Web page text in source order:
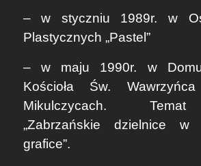
– w styczniu 1989r. w
Plastycznych „Pastel”
– w maju 1990r. w Domu
Kościoła Św.
Mikulczycach.
„Zabrzańskie dzielnice w
grafice”.